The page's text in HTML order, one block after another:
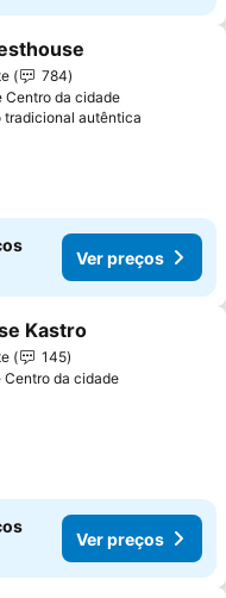
aos favoritos
784
Centro da cidade
tradicional autêntica
Ver preços
aos favoritos
Kastro
145
Centro da cidade
Ver preços